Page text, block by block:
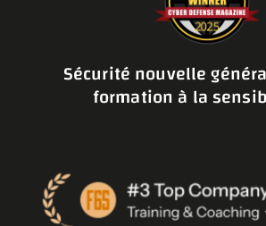
Sécurité nouvelle
formation à la